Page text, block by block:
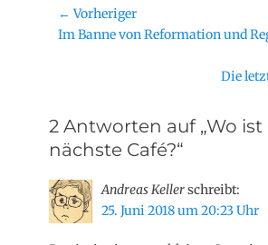
Beitragsnavigation
← Vorheriger
Vorheriger
Im Banne von Reformation und
Die
2 Antworten auf „Wo ist
nächste Café?“
Andreas Kellerschreibt:
25. Juni 2018 um 20:23 Uhr